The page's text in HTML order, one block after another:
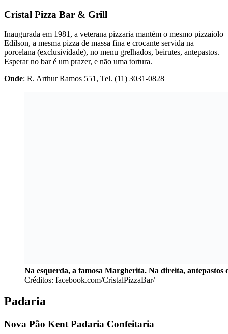
Cristal Pizza Bar & Grill
Inaugurada em 1981, a veterana pizzaria mantém o mesmo pizzaiolo
Edilson, a mesma pizza de massa fina e crocante servida na
porcelana (exclusividade), no menu grelhados, beirutes, antepastos.
Esperar no bar é um prazer, e não uma tortura.
Onde: R. Arthur Ramos 551, Tel. (11) 3031-0828
Na esquerda, a famosa Margherita. Na direita, antepastos
Créditos: facebook.com/CristalPizzaBar/
Padaria
Nova Pão Kent Padaria Confeitaria